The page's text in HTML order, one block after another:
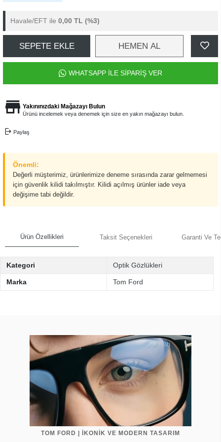
Havale/EFT ile 0,00 TL (%3)
SEPETE EKLE HEMEN AL
WHATSAPP İLE SİPARİŞ VER
Yakınınızdaki Mağazayı Bulun
Ürünü incelemek veya denemek için size en yakın mağazayı bulun.
Paylaş
Önemli:
Değerli müşterimiz, ürünlerimize deneme sırasında zarar gelmemesi
için güvenlik kilidi takılmıştır. Kilidi açılmış ürünler iade veya
değişime tabi değildir.
Ürün Özellikleri Taksit Seçenekleri Garanti Ve
Kategori Optik Gözlükleri
Marka Tom Ford
TOM FORD | İKONİK VE MODERN TASARIM